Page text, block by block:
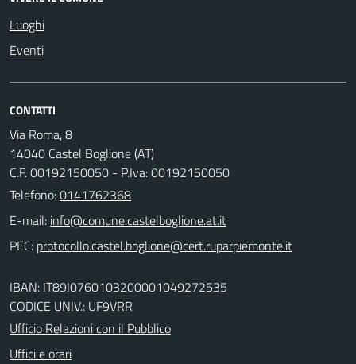
Luoghi
Eventi
CONTATTI
Via Roma, 8
14040 Castel Boglione (AT)
C.F. 00192150050 - P.Iva: 00192150050
Telefono:0141762368
E-mail:
PEC:
IBAN: IT89I0760103200001049272535
CODICE UNIV.: UF9VRR
Ufficio Relazioni con il Pubblico
Uffici e orari